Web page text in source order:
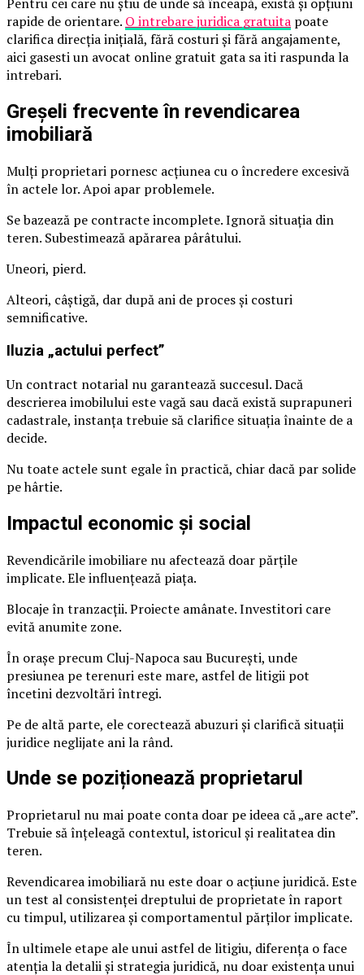
Pentru cei care nu știu de unde să înceapă, există și opțiuni
rapide de orientare. O intrebare juridica gratuita poate
clarifica direcția inițială, fără costuri și fără angajamente,
aici gasesti un avocat online gratuit gata sa iti raspunda la
intrebari.
Greșeli frecvente în revendicarea
imobiliară
Mulți proprietari pornesc acțiunea cu o încredere excesivă
în actele lor. Apoi apar problemele.
Se bazează pe contracte incomplete. Ignoră situația din
teren. Subestimează apărarea pârâtului.
Uneori, pierd.
Alteori, câștigă, dar după ani de proces și costuri
semnificative.
Iluzia „actului perfect”
Un contract notarial nu garantează succesul. Dacă
descrierea imobilului este vagă sau dacă există suprapuneri
cadastrale, instanța trebuie să clarifice situația înainte de a
decide.
Nu toate actele sunt egale în practică, chiar dacă par solide
pe hârtie.
Impactul economic și social
Revendicările imobiliare nu afectează doar părțile
implicate. Ele influențează piața.
Blocaje în tranzacții. Proiecte amânate. Investitori care
evită anumite zone.
În orașe precum Cluj-Napoca sau București, unde
presiunea pe terenuri este mare, astfel de litigii pot
încetini dezvoltări întregi.
Pe de altă parte, ele corectează abuzuri și clarifică situații
juridice neglijate ani la rând.
Unde se poziționează proprietarul
Proprietarul nu mai poate conta doar pe ideea că „are acte”.
Trebuie să înțeleagă contextul, istoricul și realitatea din
teren.
Revendicarea imobiliară nu este doar o acțiune juridică. Este
un test al consistenței dreptului de proprietate în raport
cu timpul, utilizarea și comportamentul părților implicate.
În ultimele etape ale unui astfel de litigiu, diferența o face
atenția la detalii și strategia juridică, nu doar existența unui